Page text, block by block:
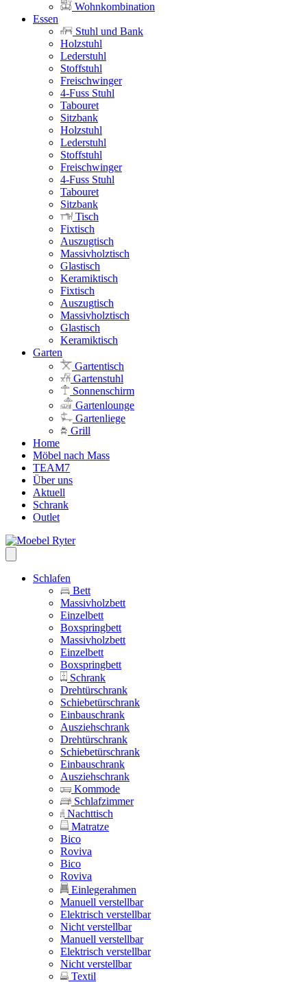
Wohnkombination
Essen
Stuhl und Bank
Holzstuhl
Lederstuhl
Stoffstuhl
Freischwinger
4-Fuss Stuhl
Tabouret
Sitzbank
Holzstuhl
Lederstuhl
Stoffstuhl
Freischwinger
4-Fuss Stuhl
Tabouret
Sitzbank
Tisch
Fixtisch
Auszugtisch
Massivholztisch
Glastisch
Keramiktisch
Fixtisch
Auszugtisch
Massivholztisch
Glastisch
Keramiktisch
Garten
Gartentisch
Gartenstuhl
Sonnenschirm
Gartenlounge
Gartenliege
Grill
Home
Möbel nach Mass
TEAM7
Über uns
Aktuell
Schrank
Outlet
Schlafen
Bett
Massivholzbett
Einzelbett
Boxspringbett
Massivholzbett
Einzelbett
Boxspringbett
Schrank
Drehtürschrank
Schiebetürschrank
Einbauschrank
Ausziehschrank
Drehtürschrank
Schiebetürschrank
Einbauschrank
Ausziehschrank
Kommode
Schlafzimmer
Nachttisch
Matratze
Bico
Roviva
Bico
Roviva
Einlegerahmen
Manuell verstellbar
Elektrisch verstellbar
Nicht verstellbar
Manuell verstellbar
Elektrisch verstellbar
Nicht verstellbar
Textil